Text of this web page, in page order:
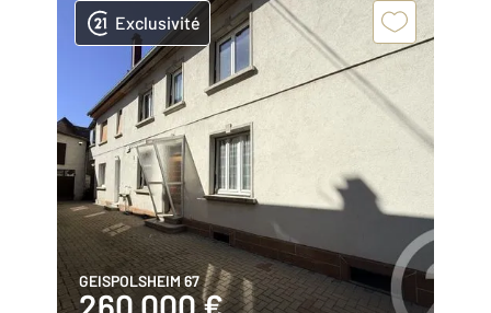
Exclusivité
GEISPOLSHEIM 67